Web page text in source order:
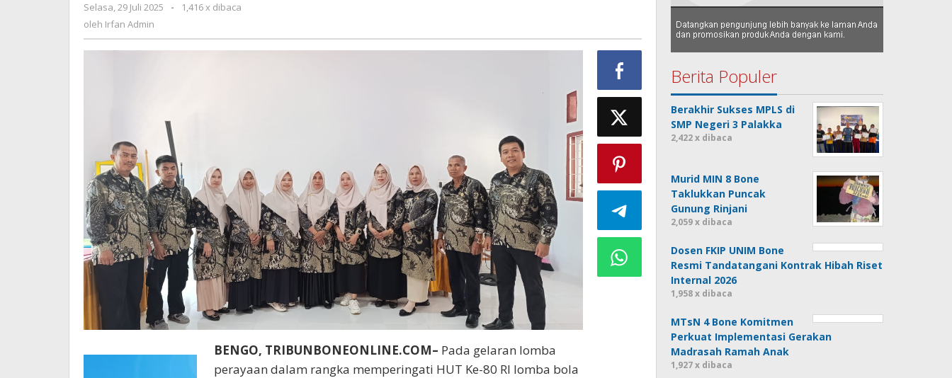
Bola
Selasa, 29 Juli 2025
oleh
-
1,416 x dibaca
oleh Irfan Admin
BENGO, TRIBUNBONEONLINE.COM– Pada gelaran lomba
perayaan dalam rangka memperingati HUT Ke-80 RI lomba bola
Berita Populer
Berakhir Sukses MPLS di
SMP Negeri 3 Palakka
2,422 x dibaca
Murid MIN 8 Bone
Taklukkan Puncak
Gunung Rinjani
2,059 x dibaca
Dosen FKIP UNIM Bone
Resmi Tandatangani Kontrak Hibah Riset
Internal 2026
1,958 x dibaca
MTsN 4 Bone Komitmen
Perkuat Implementasi Gerakan
Madrasah Ramah Anak
1,927 x dibaca